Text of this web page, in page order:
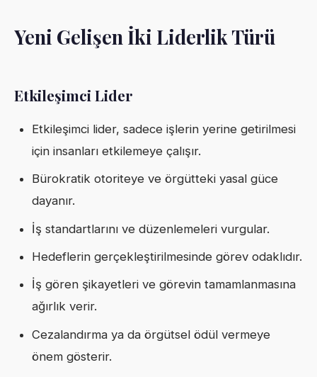
Yeni Gelişen İki Liderlik Türü
Etkileşimci Lider
Etkileşimci lider, sadece işlerin yerine getirilmesi
için insanları etkilemeye çalışır.
Bürokratik otoriteye ve örgütteki yasal güce
dayanır.
İş standartlarını ve düzenlemeleri vurgular.
Hedeflerin gerçekleştirilmesinde görev odaklıdır.
İş gören şikayetleri ve görevin tamamlanmasına
ağırlık verir.
Cezalandırma ya da örgütsel ödül vermeye
önem gösterir.